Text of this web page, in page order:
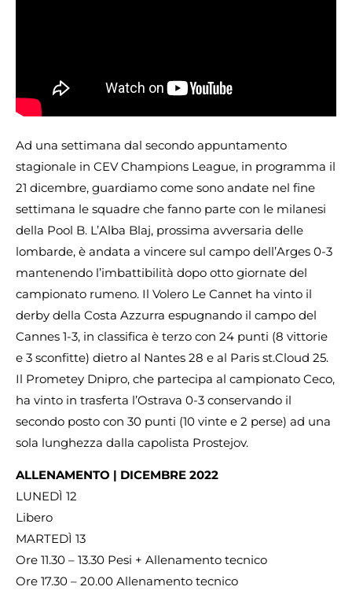
Ad una settimana dal secondo appuntamento
stagionale in CEV Champions League, in programma il
21 dicembre, guardiamo come sono andate nel fine
settimana le squadre che fanno parte con le milanesi
della Pool B. L’Alba Blaj, prossima avversaria delle
lombarde, è andata a vincere sul campo dell’Arges 0-3
mantenendo l’imbattibilità dopo otto giornate del
campionato rumeno. Il Volero Le Cannet ha vinto il
derby della Costa Azzurra espugnando il campo del
Cannes 1-3, in classifica è terzo con 24 punti (8 vittorie
e 3 sconfitte) dietro al Nantes 28 e al Paris st.Cloud 25.
Il Prometey Dnipro, che partecipa al campionato Ceco,
ha vinto in trasferta l’Ostrava 0-3 conservando il
secondo posto con 30 punti (10 vinte e 2 perse) ad una
sola lunghezza dalla capolista Prostejov.
ALLENAMENTO | DICEMBRE 2022
LUNEDÌ 12
Libero
MARTEDÌ 13
Ore 11.30 – 13.30 Pesi + Allenamento tecnico
Ore 17.30 – 20.00 Allenamento tecnico